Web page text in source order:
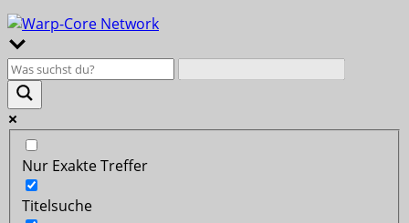
Nur Exakte Treffer
Titelsuche